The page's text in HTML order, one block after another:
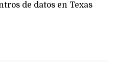
de datos en Texas